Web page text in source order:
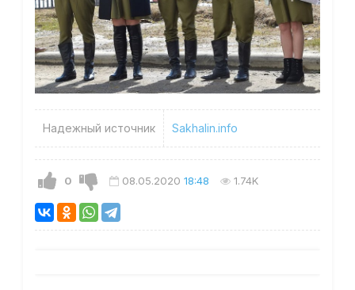
Надежный источник Sakhalin.info
0 08.05.2020 18:48 1.74K